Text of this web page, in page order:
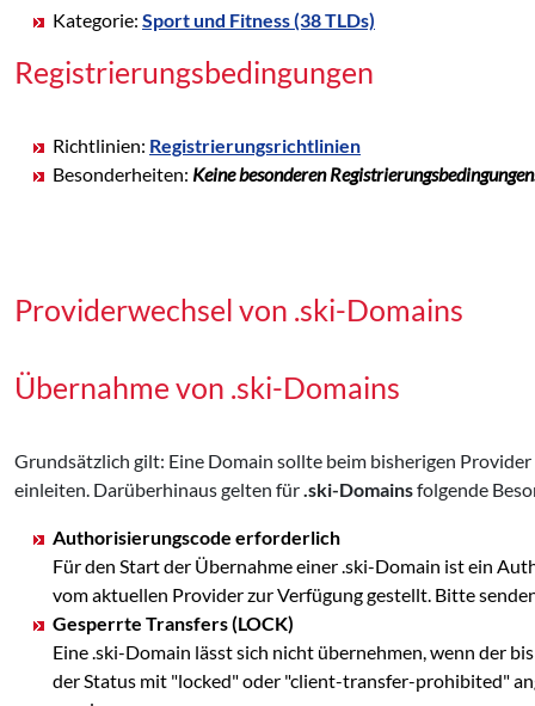
Kategorie: Sport und Fitness (38 TLDs)
Registrierungsbedingungen
Richtlinien: Registrierungsrichtlinien
Besonderheiten: Keine besonderen
Providerwechsel von .ski-Domains
Übernahme von .ski-Domains
Grundsätzlich gilt: Eine Domain sollte beim bisherigen
einleiten. Darüberhinaus gelten für .ski-Domainsfolgende
Authorisierungscode erforderlich
Für den Start der Übernahme einer .ski-Domain ist ein
vom aktuellen Provider zur Verfügung gestellt. Bitte
Gesperrte Transfers (LOCK)
Eine .ski-Domain lässt sich nicht übernehmen, wenn der
der Status mit "locked" oder "client-transfer-prohibited"